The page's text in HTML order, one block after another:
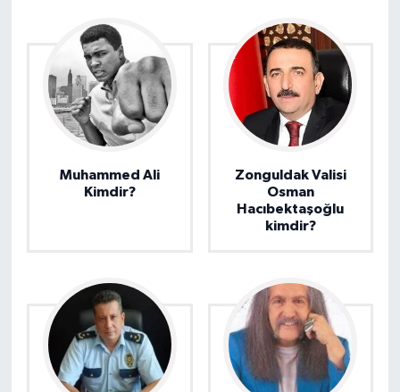
Muhammed Ali
Kimdir?
Zonguldak Valisi
Osman
Hacıbektaşoğlu
kimdir?